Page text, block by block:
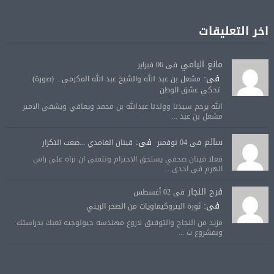
اخر التعليقات
مانع اليامي فى 06 فبراير
فى: مشعل بن عبد الله والشيخ عبد الله المكرمي... (صورة)
تحكي عشق الوطن
الله يرحم سيدنا وولدنا عبدالله بن محمد ويعافي ويشفى الامير
مشعل بن عبد ...
سالم فى 04 نوفمبر فى: قينان الغامدي ...صعب التكرار
فعلا قينان صحفي يستحق الاحترام ونتمنى ان نراه على راس
الهرم في احدى ...
فرح النجار فى 02 أغسطس
فى:ثورة البتروكيماويات من الصخر الزيتي
مزيد من النجاح والتوفيق لاروع مهندسه جيولوجيه تعبك بدراستك
وبمشروع ت ...